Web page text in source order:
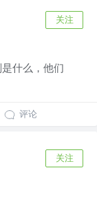
关注
什么，他们
评论
关注